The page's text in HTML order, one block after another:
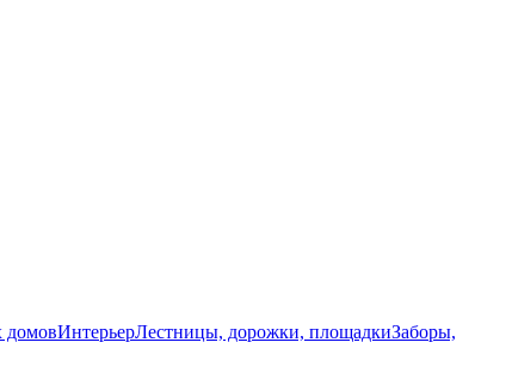
домовИнтерьерЛестницы, дорожки, площадкиЗаборы,